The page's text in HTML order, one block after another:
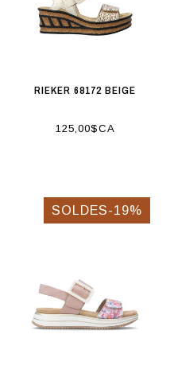
RIEKER 68172 BEIGE
125,00$CA
SOLDES-19%